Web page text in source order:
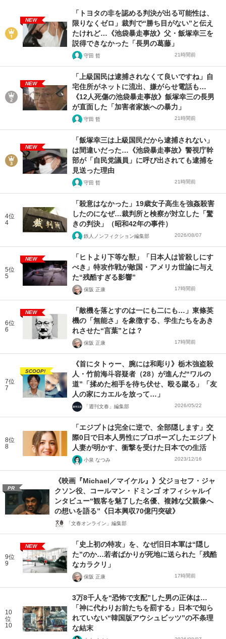
NEW
「トヨタの非を認める判決が出る可能性は、
限りなくゼロ」裁判で“勝ち目がない”と伝え
たけれど…《池袋暴走事故》父・飯塚幸三を
説得できなかった「長男の葛藤」
守田 哲 21時間前
NEW
「上級国民は逮捕されなくて良いですね」自
宅住所がネットに流出、嫌がらせ電話も…
《12人死傷の池袋暴走事故》飯塚幸三の長男
が直面した「加害者家族への暴力」
守田 哲 21時間前
NEW
「飯塚幸三は上級国民だから逮捕されない」
は間違いだった…《池袋暴走事故》警視庁幹
部が「自民党議員」に呼び出されても逮捕を
見送った理由
守田 哲 21時間前
4位
4
「殺意はなかった」19歳女子高生を強姦殺害
したのになぜ…裁判所と検察が対立した「驚
きの判決」（昭和42年の事件）
鉄人ノンフィクション編集部 2026/08/07
5位
5
NEW
「ヒトより下等な獣」「日本人は皆殺しにす
べき」特攻作戦が敵国・アメリカ世論に与え
た“残酷すぎる影響”
保阪 正康 17時間前
6位
6
NEW
「敵機を落とすのは一にも二にも…」東條英
機の「無能さ」を象徴する、学生たちをあき
れさせた“言葉”とは？
保阪 正康 17時間前
7位
7
SCOOP!
《首にタトゥー、腕には和彫り》栃木強盗殺
人・竹前海斗容疑者（28）が進んだ“ワルの
道”「揉めた相手を待ち伏せ、殴る蹴る」「友
人の家にカエルを放って…」
「週刊文春」編集部 2026/05/22
8位
8
「エジプトは完全に逆で、全部隠します」交
際0日で日本人男性にプロポーズしたエジプト
人妻が明かす、衝撃を受けた日本での生活
小泉 なつみ 2023/12/16
PR
《映画『Michael／マイケル』》父ジョセフ・ジャ
クソン役、コールマン・ドミンゴ オフィシャルイ
ンタビュー“観客を魅了した名優、複雑な父親像へ
の想いを語る”《日本興収70億円突破》
「文春オンライン」編集部
9位
9
NEW
「史上初の特攻」を、なぜ旧日本軍は“隠し
た”のか…若者ばかりが死地に送られた「残酷
なカラクリ」
保阪 正康 17時間前
10
位
10
3万8千人を“恐怖で支配”した男の正体は…
「神に代わりお前たちを罰する」日本で知ら
れていない“韓国版アウシュビッツ”の不条理
な結末